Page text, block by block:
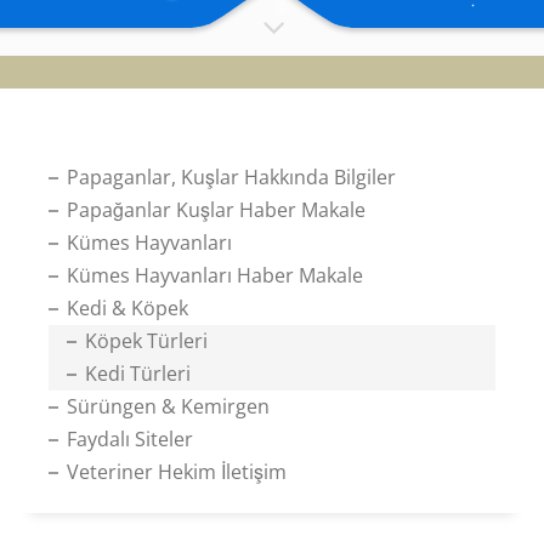
Papaganlar, Kuşlar Hakkında Bilgiler
Papağanlar Kuşlar Haber Makale
Kümes Hayvanları
Kümes Hayvanları Haber Makale
Kedi & Köpek
Köpek Türleri
Kedi Türleri
Sürüngen & Kemirgen
Faydalı Siteler
Veteriner Hekim İletişim